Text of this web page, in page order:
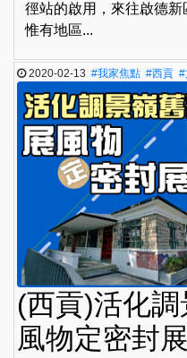
徑站的啟用，來往啟德新
惟有地區...
2020-02-13#我家焦點 #西貢 #
(西貢)活化
風物定密封